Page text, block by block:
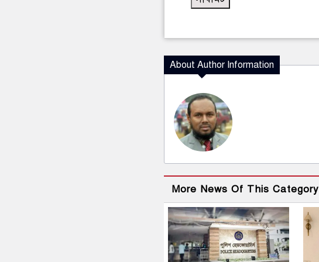
About Author Information
More News Of This Category